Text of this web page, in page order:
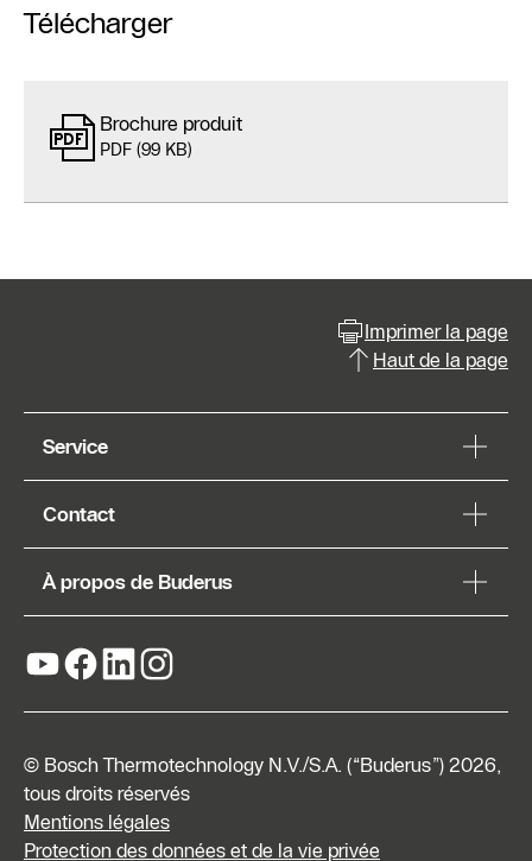
Télécharger
Brochure produit
PDF (99 KB)
Imprimer la page
Haut de la page
Service
Contact
À propos de Buderus
© Bosch Thermotechnology N.V./S.A. (“Buderus”) 2026,
tous droits réservés
Mentions légales
Protection des données et de la vie privée